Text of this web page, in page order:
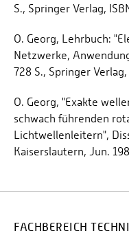
S., Springer Verlag,
O. Georg, Lehrbuch:
Netzwerke,
728 S., Springer
O. Georg, "Exakte
schwach führenden
Lichtwellenleitern",
Kaiserslautern, Jun.
FACHBEREICH